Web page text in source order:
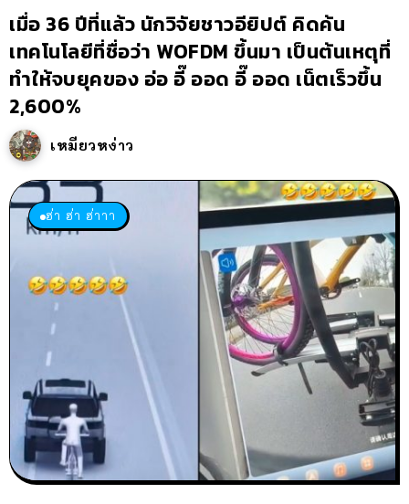
เมื่อ 36 ปีที่แล้ว นักวิจัยชาวอียิปต์ คิดค้น
เทคโนโลยีที่ชื่อว่า WOFDM ขึ้นมา เป็นต้นเหตุที่
ทำให้จบยุคของ อ่อ อี๊ ออด อี๊ ออด เน็ตเร็วขึ้น
2,600%
เหมียวหง่าว
ฮ่า ฮ่า ฮ่าาา